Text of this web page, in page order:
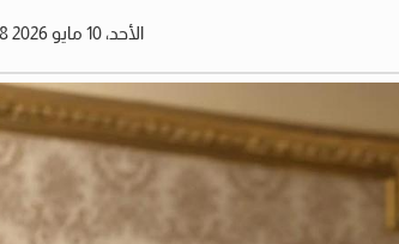
الأحد، 10 مايو 2026 11:58 صباحًا